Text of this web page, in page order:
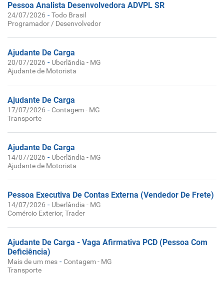
Pessoa Analista Desenvolvedora ADVPL SR
24/07/2026 -Todo Brasil
Programador / Desenvolvedor
Ajudante De Carga
20/07/2026 - Uberlândia - MG
Ajudante de Motorista
Ajudante De Carga
17/07/2026 - Contagem - MG
Transporte
Ajudante De Carga
14/07/2026 - Uberlândia - MG
Ajudante de Motorista
Pessoa Executiva De Contas Externa (Vendedor De Frete)
14/07/2026 - Uberlândia - MG
Comércio Exterior, Trader
Ajudante De Carga - Vaga Afirmativa PCD (Pessoa Com
Deficiência)
Mais de um mes - Contagem - MG
Transporte